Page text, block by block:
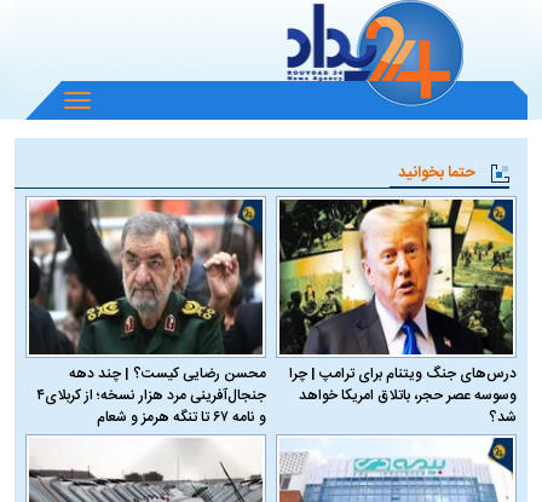
باز
و
منو
حتما بخوانید
درس‌های جنگ ویتنام برای ترامپ | چرا
وسوسه عصر حجر، باتلاق امریکا خواهد
شد؟
محسن رضایی کیست؟ | چند دهه
جنجال‌آفرینی مرد هزار نسخه؛ از کربلای۴
و نامه ۶۷ تا تنگه هرمز و شعام